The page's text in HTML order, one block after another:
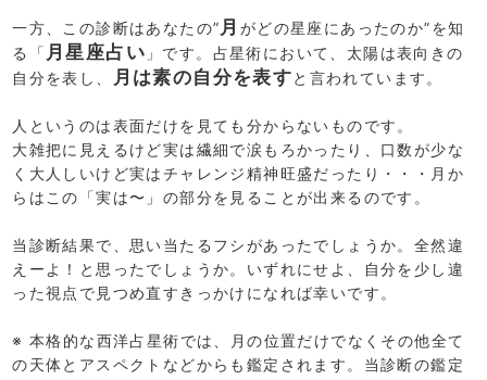
一方、この診断はあなたの”月 がどの星座にあったのか”を知
る「 月星座占い 」です。占星術において、太陽は表向きの
自分を表し、
月は素の自分を表すと言われています。
人というのは表面だけを見ても分からないものです。
大雑把に見えるけど実は繊細で涙もろかったり、口数が少な
く大人しいけど実はチャレンジ精神旺盛だったり・・・月か
らはこの「実は〜」の部分を見ることが出来るのです。
当診断結果で、思い当たるフシがあったでしょうか。全然違
えーよ！と思ったでしょうか。いずれにせよ、自分を少し違
った視点で見つめ直すきっかけになれば幸いです。
※ 本格的な西洋占星術では、月の位置だけでなくその他全て
の天体とアスペクトなどからも鑑定されます。当診断の鑑定